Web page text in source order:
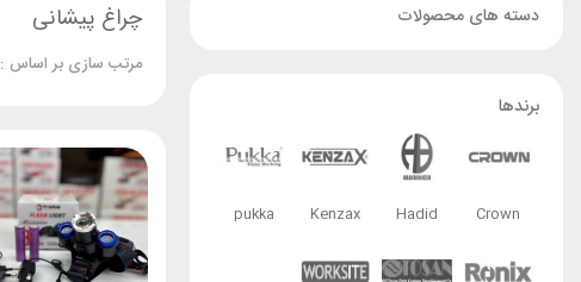
چراغ پیشانی
مرتب سازی بر اساس :
دسته های محصولات
برندها
Crown
Hadid
Kenzax
pukka